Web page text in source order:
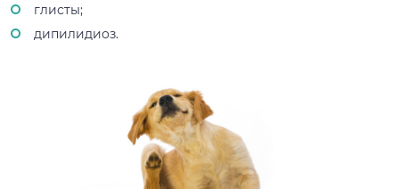
глисты;
дипилидиоз.